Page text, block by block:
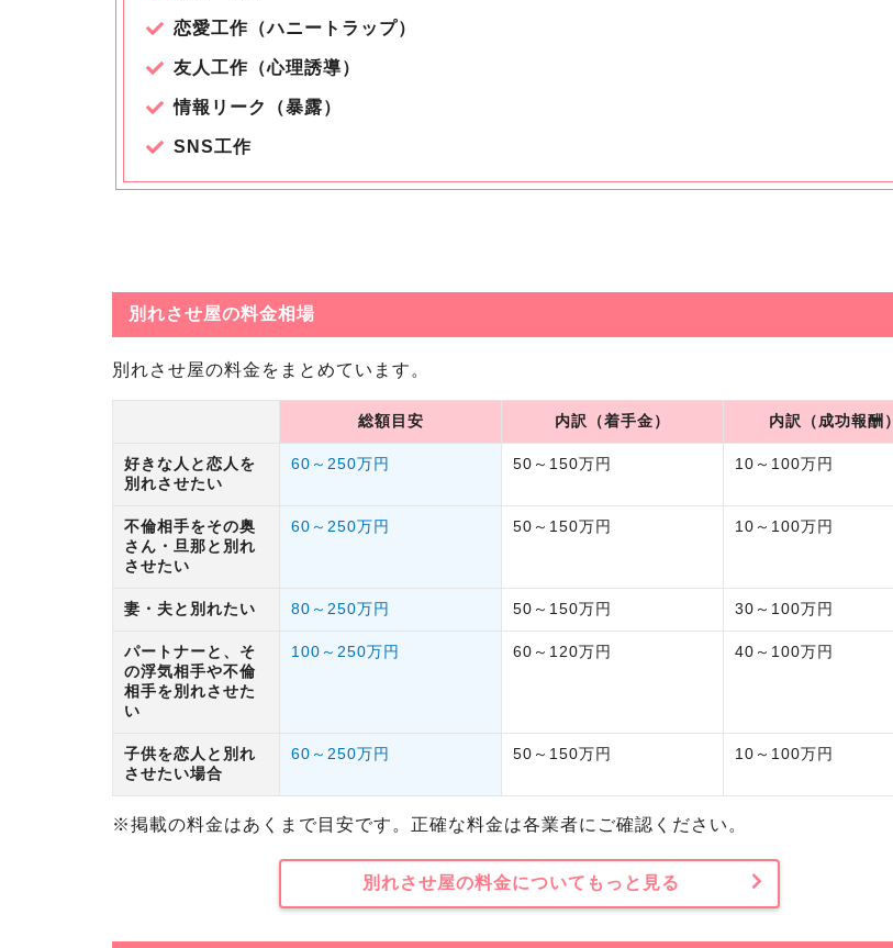
恋愛工作（ハニートラップ）
友人工作（心理誘導）
情報リーク（暴露）
SNS工作
別れさせ屋の料金相場
別れさせ屋の料金をまとめています。
総額目安 内訳（着手金） 内訳（成功報酬）
好きな人と恋人を
別れさせたい
60～250万円 50～150万円 10～100万円
不倫相手をその奥
さん・旦那と別れ
させたい
60～250万円 50～150万円 10～100万円
妻・夫と別れたい 80～250万円 50～150万円 30～100万円
パートナーと、そ
の浮気相手や不倫
相手を別れさせた
い
100～250万円 60～120万円 40～100万円
子供を恋人と別れ
させたい場合
60～250万円 50～150万円 10～100万円
※掲載の料金はあくまで目安です。正確な料金は各業者にご確認ください。
別れさせ屋の料金についてもっと見る